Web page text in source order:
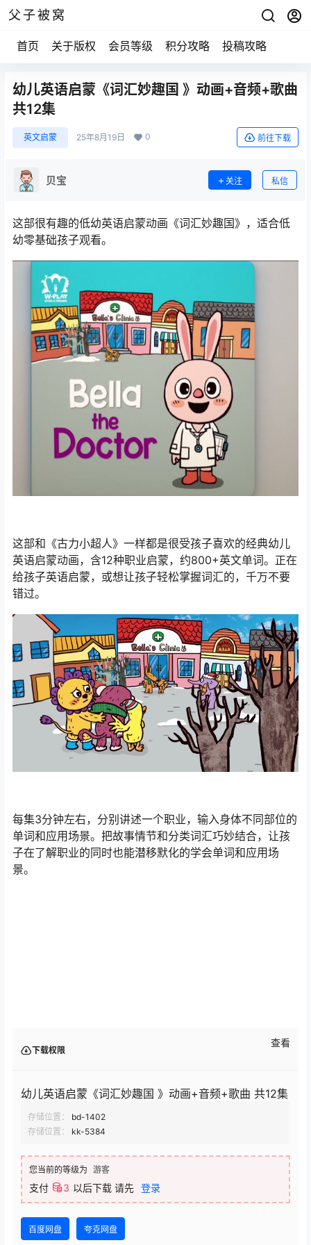
父子被窝
首页 关于版权 会员等级 积分攻略 投稿攻略
幼儿英语启蒙《词汇妙趣国 》动画+音频+歌曲
共12集
英文启蒙 25年8月19日 0 前往下载
贝宝 关注 私信
这部很有趣的低幼英语启蒙动画《词汇妙趣国》，适合低
幼零基础孩子观看。
这部和《古力小超人》一样都是很受孩子喜欢的经典幼儿
英语启蒙动画，含12种职业启蒙，约800+英文单词。正在
给孩子英语启蒙，或想让孩子轻松掌握词汇的，千万不要
错过。
每集3分钟左右，分别讲述一个职业，输入身体不同部位的
单词和应用场景。把故事情节和分类词汇巧妙结合，让孩
子在了解职业的同时也能潜移默化的学会单词和应用场
景。
幼儿英语启蒙《词汇妙趣国 》动画+音频+歌曲 共12集
存储位置： kk-5384
您当前的等级为 游客
3 以后下载 请先